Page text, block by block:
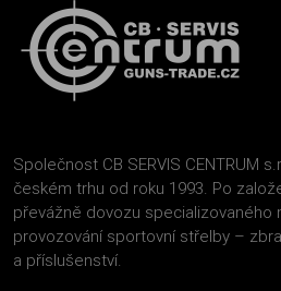
Společnost CB SERVIS CENTRUM
českém trhu od roku 1993. Po
převážně dovozu specializovaného
provozování sportovní střelby –
a příslušenství.